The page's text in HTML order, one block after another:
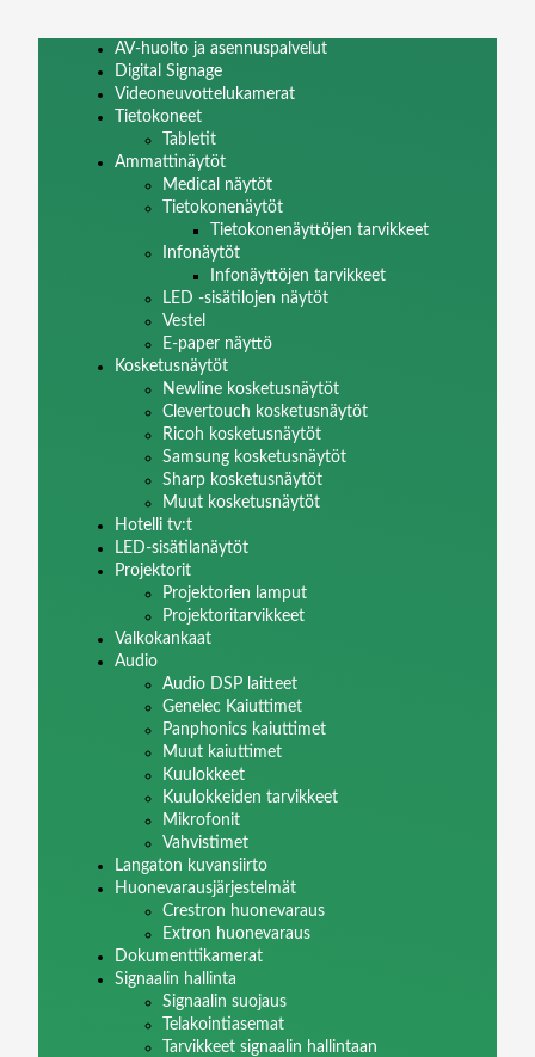
AV-huolto ja asennuspalvelut
Digital Signage
Videoneuvottelukamerat
Tietokoneet
Tabletit
Ammattinäytöt
Medical näytöt
Tietokonenäytöt
Tietokonenäyttöjen tarvikkeet
Infonäytöt
Infonäyttöjen tarvikkeet
LED -sisätilojen näytöt
Vestel
E-paper näyttö
Kosketusnäytöt
Newline kosketusnäytöt
Clevertouch kosketusnäytöt
Ricoh kosketusnäytöt
Samsung kosketusnäytöt
Sharp kosketusnäytöt
Muut kosketusnäytöt
Hotelli tv:t
LED-sisätilanäytöt
Projektorit
Projektorien lamput
Projektoritarvikkeet
Valkokankaat
Audio
Audio DSP laitteet
Genelec Kaiuttimet
Panphonics kaiuttimet
Muut kaiuttimet
Kuulokkeet
Kuulokkeiden tarvikkeet
Mikrofonit
Vahvistimet
Langaton kuvansiirto
Huonevarausjärjestelmät
Crestron huonevaraus
Extron huonevaraus
Dokumenttikamerat
Signaalin hallinta
Signaalin suojaus
Telakointiasemat
Tarvikkeet signaalin hallintaan